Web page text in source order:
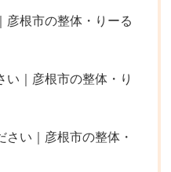
彦根市の整体・りーる
い｜彦根市の整体・り
い｜彦根市の整体・